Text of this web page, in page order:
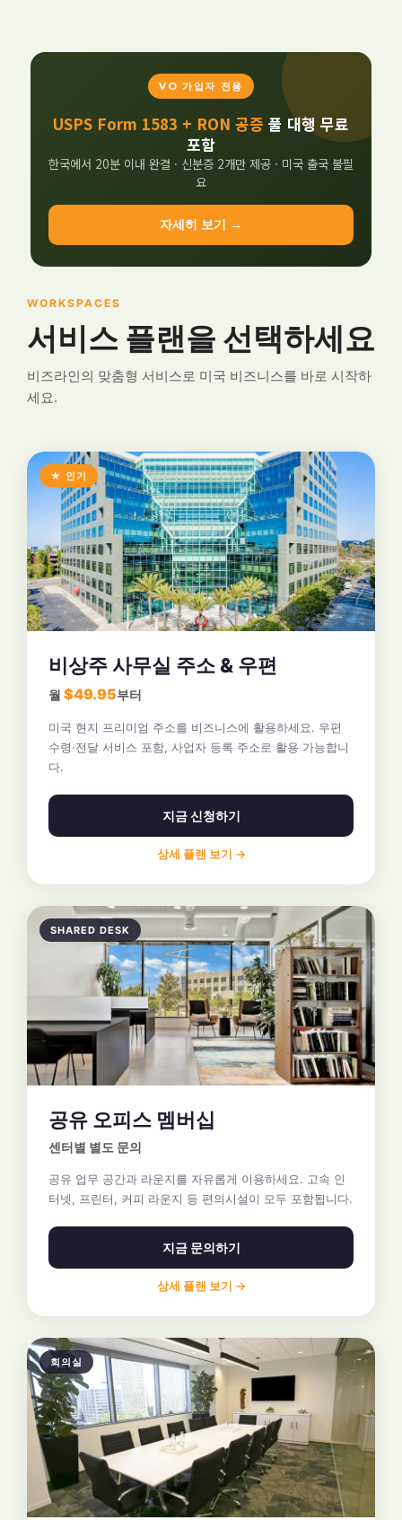
VO 가입자 전용
USPS Form 1583 + RON 공증 풀 대행 무료
포함
한국에서 20분 이내 완결 · 신분증 2개만 제공 · 미국 출국 불필
요
자세히 보기 →
WORKSPACES
서비스 플랜을 선택하세요
비즈라인의 맞춤형 서비스로 미국 비즈니스를 바로 시작하
세요.
★ 인기
비상주 사무실 주소 & 우편
월 $49.95부터
미국 현지 프리미엄 주소를 비즈니스에 활용하세요. 우편
수령·전달 서비스 포함, 사업자 등록 주소로 활용 가능합니
다.
지금 신청하기
상세 플랜 보기 →
SHARED DESK
공유 오피스 멤버십
센터별 별도 문의
공유 업무 공간과 라운지를 자유롭게 이용하세요. 고속 인
터넷, 프린터, 커피 라운지 등 편의시설이 모두 포함됩니다.
지금 문의하기
상세 플랜 보기 →
회의실